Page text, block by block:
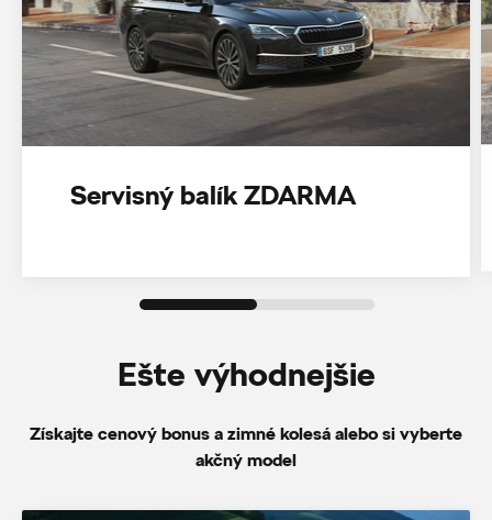
Servisný balík ZDARMA
Ešte výhodnejšie
Získajte cenový bonus a zimné kolesá alebo si vyberte
akčný model